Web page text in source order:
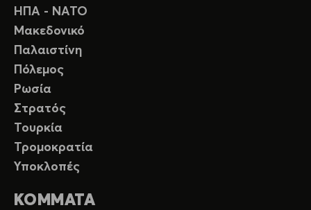
ΗΠΑ - ΝΑΤΟ
Μακεδονικό
Παλαιστίνη
Πόλεμος
Ρωσία
Στρατός
Τουρκία
Τρομοκρατία
Υποκλοπές
ΚΟΜΜΑΤΑ